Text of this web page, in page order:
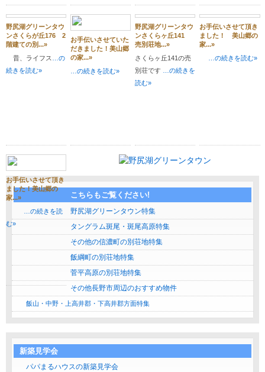
野尻湖グリーンタウ
ンさくらが丘176 2
階建ての別...»
昔、ライフス…の
続きを読む»
お手伝いさせていた
だきました！美山郷
の家...»
…の続きを読む»
野尻湖グリーンタウ
ンさくらヶ丘141
売別荘地...»
さくらヶ丘141の売
別荘です …の続きを
読む»
お手伝いさせて頂き
ました！ 美山郷の
家...»
…の続きを読む»
お手伝いさせて頂き
ました！美山郷の
家...»
…の続きを読
む»
こちらもご覧ください!
野尻湖グリーンタウン特集
タングラム斑尾・斑尾高原特集
その他の信濃町の別荘地特集
飯綱町の別荘地特集
菅平高原の別荘地特集
その他長野市周辺のおすすめ物件
飯山・中野・上高井郡・下高井郡方面特集
新築見学会
パパまるハウスの新築見学会